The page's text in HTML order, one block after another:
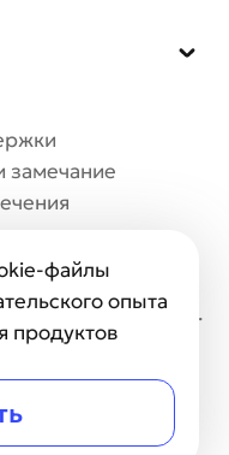
компания», г.
170
замечание
файлы
опыта
продуктов